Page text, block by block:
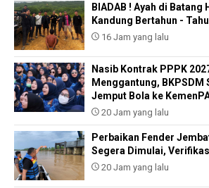
BIADAB ! Ayah di Batang
Kandung Bertahun -
16 Jam yang lalu
Nasib Kontrak PPPK
Menggantung, BKPSDM
Jemput Bola ke
20 Jam yang lalu
Perbaikan Fender
Segera Dimulai,
20 Jam yang lalu